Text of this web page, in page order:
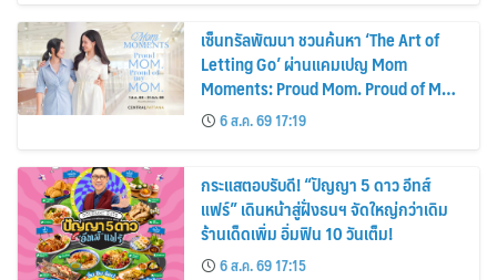
เซ็นทรัลพัฒนา ชวนค้นหา ‘The Art of
Letting Go’ ผ่านแคมเปญ Mom
Moments: Proud Mom. Proud of My
Mom.6 ส.ค. 69 17:19
กระแสตอบรับดี! “ปัญญา 5 ดาว อีทส์
แฟร์” เดินหน้าสู่ฝั่งธนฯ จัดใหญ่กว่าเดิม
ร้านเด็ดเพิ่ม อิ่มฟิน 10 วันเต็ม!
6 ส.ค. 69 17:15